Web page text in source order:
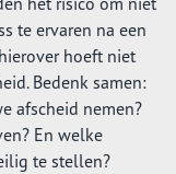
te ervaren na een
hoeft niet
Bedenk samen:
afscheid nemen?
En welke
te stellen?